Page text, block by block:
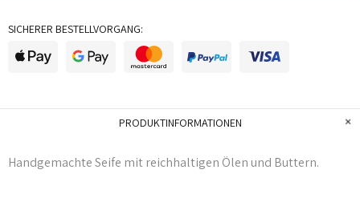
SICHERER BESTELLVORGANG:
PRODUKTINFORMATIONEN
Handgemachte Seife mit reichhaltigen Ölen und Buttern.